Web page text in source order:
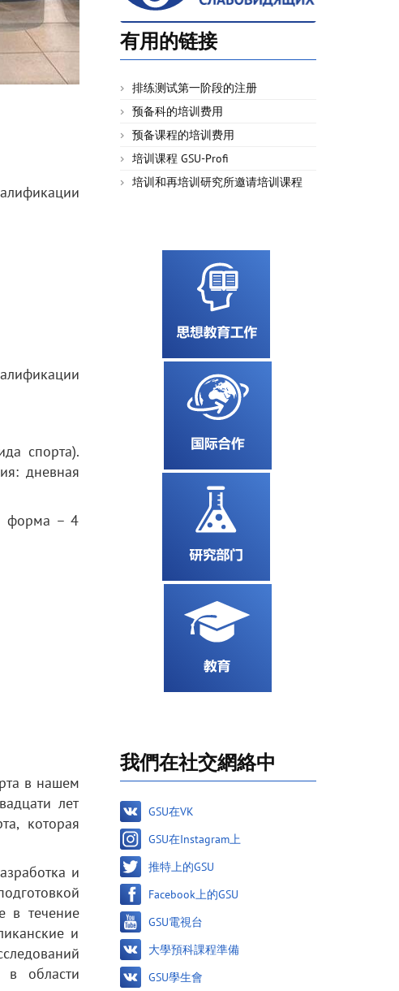
спорта).
дневная
форма – 4
в нашем
лет
которая
и
в течение
и
в области
有用的链接
排练测试第一阶段的注册
预备科的培训费用
预备课程的培训费用
培训课程 GSU-Profi
培训和再培训研究所邀请培训课程
我們在社交網絡中
GSU在VK
GSU在Instagram上
推特上的GSU
Facebook上的GSU
GSU電視台
大學預科課程準備
GSU學生會